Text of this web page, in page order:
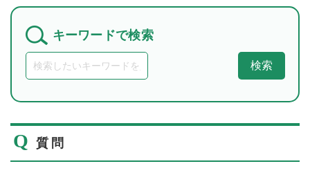
キーワードで検索
検索
Q 質問